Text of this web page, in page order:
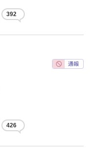
392
426